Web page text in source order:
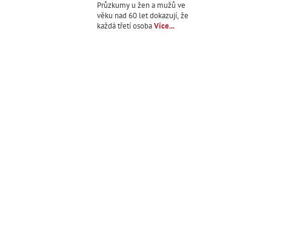
Průzkumy u žen a mužů ve
věku nad 60 let dokazují, že
každá třetí osobaVíce...